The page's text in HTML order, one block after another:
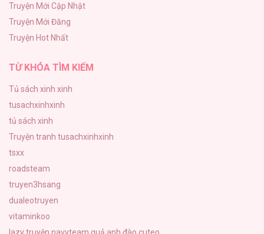
Con Tim Rung Động
41
Truyện Mới Cập Nhật
Truyện Mới Đăng
Truyện Hot Nhất
TỪ KHÓA TÌM KIẾM
Tủ sách xinh xinh
tusachxinhxinh
tủ sách xinh
Truyện tranh tusachxinhxinh
tsxx
roadsteam
truyen3hsang
dualeotruyen
vitaminkoo